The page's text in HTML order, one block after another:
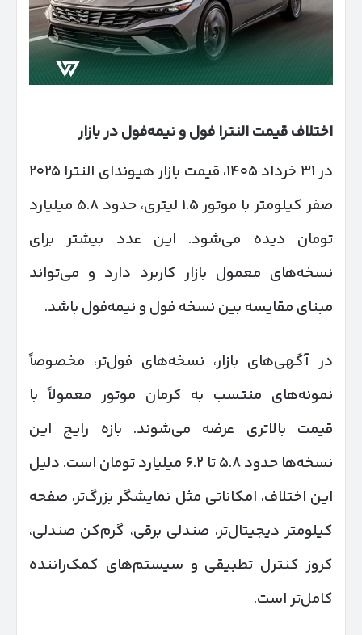
اختلاف قیمت النترا فول و نیمه‌فول در بازار
در ۳۱ خرداد ۱۴۰۵، قیمت بازار هیوندای النترا ۲۰۲۵
صفر کیلومتر با موتور ۱.۵ لیتری، حدود ۵.۸ میلیارد
تومان دیده می‌شود. این عدد بیشتر برای
نسخه‌های معمول بازار کاربرد دارد و می‌تواند
مبنای مقایسه بین نسخه فول و نیمه‌فول باشد.
در آگهی‌های بازار، نسخه‌های فول‌تر، مخصوصاً
نمونه‌های منتسب به کرمان موتور معمولاً با
قیمت بالاتری عرضه می‌شوند. بازه رایج این
نسخه‌ها حدود ۵.۸ تا ۶.۲ میلیارد تومان است. دلیل
این اختلاف، امکاناتی مثل نمایشگر بزرگ‌تر، صفحه
کیلومتر دیجیتال‌تر، صندلی برقی، گرم‌کن صندلی،
کروز کنترل تطبیقی و سیستم‌های کمک‌راننده
کامل‌تر است.